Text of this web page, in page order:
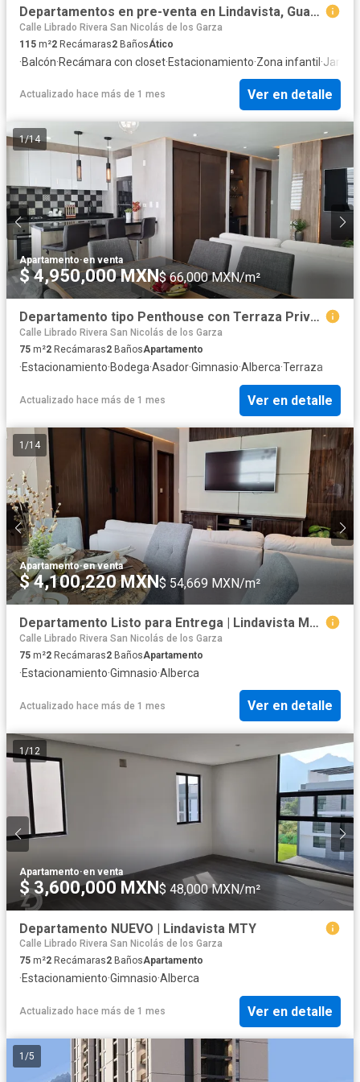
Departamentos en pre-venta en Lindavista, Guadalupe, Nuevo León. (PTorres)
Calle Librado Rivera San Nicolás de los Garza
115 m²2 Recámaras2 BañosÁtico
·Balcón·Recámara con closet·Estacionamiento·Zona infantil·Jardín
Actualizado hace más de 1 mes Ver en detalle
1/14
Apartamento·en venta
$ 4,950,000 MXN$ 66,000 MXN/m²
Departamento tipo Penthouse con Terraza Privada | Lindavista
Calle Librado Rivera San Nicolás de los Garza
75 m²2 Recámaras2 BañosApartamento
·Estacionamiento·Bodega·Asador·Gimnasio·Alberca·Terraza
Actualizado hace más de 1 mes Ver en detalle
1 /14
Apartamento·en venta
$ 4,100,220 MXN$ 54,669 MXN/m²
Departamento Listo para Entrega | Lindavista MTY
Calle Librado Rivera San Nicolás de los Garza
75 m²2 Recámaras2 BañosApartamento
·Estacionamiento·Gimnasio·Alberca
Actualizado hace más de 1 mes Ver en detalle
1 /12
Apartamento·en venta
$ 3,600,000 MXN$ 48,000 MXN/m²
Departamento NUEVO | Lindavista MTY
Calle Librado Rivera San Nicolás de los Garza
75 m²2 Recámaras2 BañosApartamento
·Estacionamiento·Gimnasio·Alberca
Actualizado hace más de 1 mes Ver en detalle
1 /5